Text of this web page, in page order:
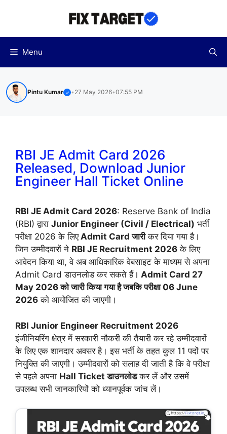
Menu
Pintu Kumar ✓ • 27 May 2026•07:55 PM
RBI JE Admit Card 2026
Released, Download Junior
Engineer Hall Ticket Online
RBI JE Admit Card 2026: Reserve Bank of India
(RBI) द्वारा Junior Engineer (Civil / Electrical) भर्ती
परीक्षा 2026 के लिएAdmit Card जारीकर दिया गया है।
जिन उम्मीदवारों ने RBI JE Recruitment 2026 के लिए
आवेदन किया था, वे अब आधिकारिक वेबसाइट के माध्यम से अपना
Admit Card डाउनलोड कर सकते हैं। Admit Card 27
May 2026 को जारी किया गया है जबकि परीक्षा 06 June
2026 को आयोजित की जाएगी।
RBI Junior Engineer Recruitment 2026
इंजीनियरिंग क्षेत्र में सरकारी नौकरी की तैयारी कर रहे उम्मीदवारों
के लिए एक शानदार अवसर है। इस भर्ती के तहत कुल 11 पदों पर
नियुक्ति की जाएगी। उम्मीदवारों को सलाह दी जाती है कि वे परीक्षा
से पहले अपना Hall Ticket डाउनलोडकर लें और उसमें
उपलब्ध सभी जानकारियों को ध्यानपूर्वक जांच लें।